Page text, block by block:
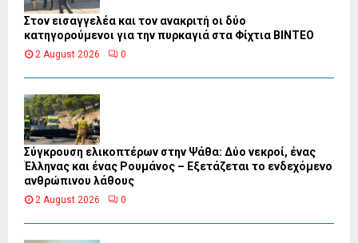
Στον εισαγγελέα και τον ανακριτή οι δύο
κατηγορούμενοι για την πυρκαγιά στα Φίχτια ΒΙΝΤΕΟ
2 August 2026 0
Σύγκρουση ελικοπτέρων στην Ψάθα: Δύο νεκροί, ένας
Έλληνας και ένας Ρουμάνος – Εξετάζεται το ενδεχόμενο
ανθρώπινου λάθους
2 August 2026 0